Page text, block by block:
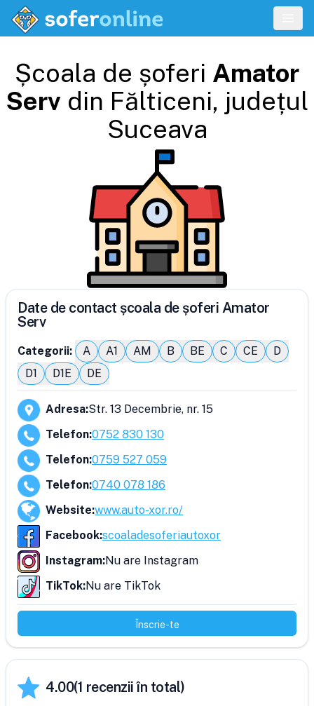
Școala de șoferi Amator
Serv din Fălticeni, județul
Suceava
Date de contact școala de șoferi Amator
Serv
Categorii: A A1 AM B BE C CE
D
D1
D1E DE
Adresa:Str. 13 Decembrie, nr. 15
Telefon:0752 830 130
Telefon:0759 527 059
Telefon:0740 078 186
Website:www.auto-xor.ro/
Facebook:scoaladesoferiautoxor
Instagram:Nu are Instagram
TikTok:Nu are TikTok
Înscrie-te
4.00(1 recenzii în total)